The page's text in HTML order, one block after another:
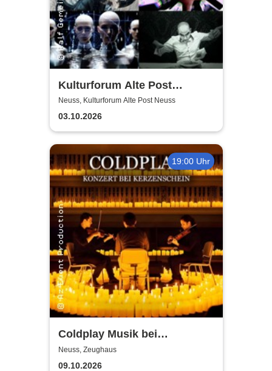
Kulturforum Alte Post
presents: Layers Respond
Neuss, Kulturforum Alte Post Neuss
03.10.2026
19:00 Uhr
Coldplay Musik bei
Kerzenschein
Neuss, Zeughaus
09.10.2026